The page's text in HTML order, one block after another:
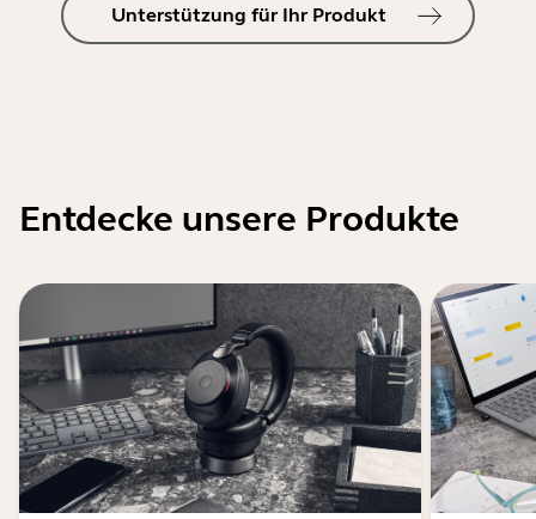
Unterstützung für Ihr Produkt
Entdecke unsere Produkte